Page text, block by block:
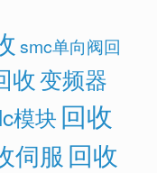
smc单向阀回
收变频器
模块 回收
伺服 回收